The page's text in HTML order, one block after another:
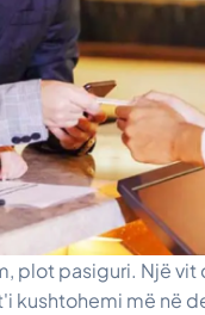
plot pasiguri. Një
kushtohemi më në